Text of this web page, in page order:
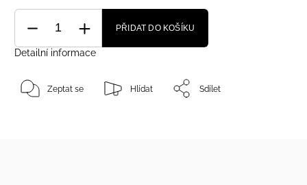
PŘIDAT DO KOŠÍKU
Detailní informace
Zeptat se Hlídat Sdílet